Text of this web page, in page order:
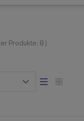
Produkte: 8)